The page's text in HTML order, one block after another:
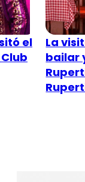
el
La
bailar